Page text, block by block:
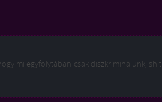
mi egyfolytában csak diszkriminálunk, shit